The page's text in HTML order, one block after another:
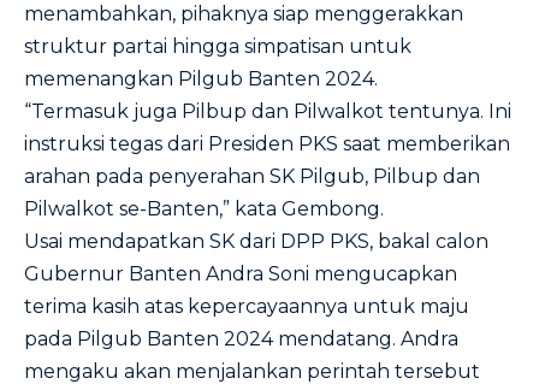
menambahkan, pihaknya siap menggerakkan
struktur partai hingga simpatisan untuk
memenangkan Pilgub Banten 2024.
“Termasuk juga Pilbup dan Pilwalkot tentunya. Ini
instruksi tegas dari Presiden PKS saat memberikan
arahan pada penyerahan SK Pilgub, Pilbup dan
Pilwalkot se-Banten,” kata Gembong.
Usai mendapatkan SK dari DPP PKS, bakal calon
Gubernur Banten Andra Soni mengucapkan
terima kasih atas kepercayaannya untuk maju
pada Pilgub Banten 2024 mendatang. Andra
mengaku akan menjalankan perintah tersebut